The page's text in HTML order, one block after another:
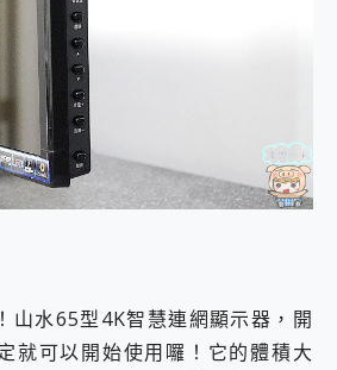
山水65型4K智慧連網顯示器，開
就可以開始使用囉！它的體積大